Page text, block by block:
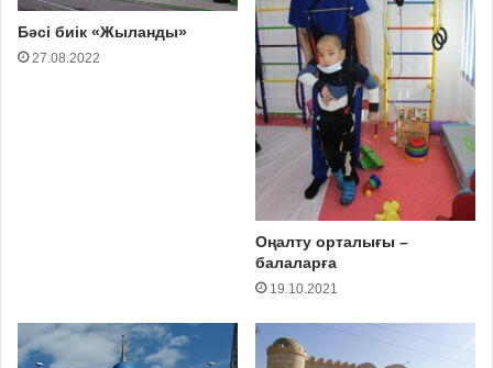
Бәсі биік «Жыланды»
27.08.2022
Оңалту орталығы –
балаларға
19.10.2021